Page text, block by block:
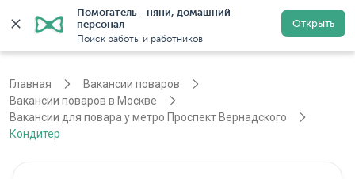
Помогатель - няни, домашний
персонал
Поиск работы и работников
Открыть
Регистрация
Главная
Вакансии поваров
Вакансии поваров в Москве
Вакансии для повара у метро Проспект Вернадского
Кондитер